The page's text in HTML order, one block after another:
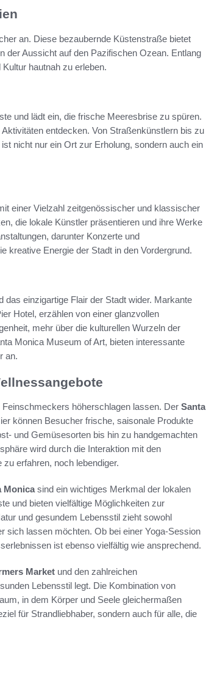
an. Diese bezaubernde Küstenstraße bietet
der Aussicht auf den Pazifischen Ozean. Entlang
hautnah zu erleben.
und lädt ein, die frische Meeresbrise zu spüren.
entdecken. Von Straßenkünstlern bis zu
nicht nur ein Ort zur Erholung, sondern auch ein
einer Vielzahl zeitgenössischer und klassischer
die lokale Künstler präsentieren und ihre Werke
darunter Konzerte und
kreative Energie der Stadt in den Vordergrund.
einzigartige Flair der Stadt wider. Markante
Hotel, erzählen von einer glanzvollen
mehr über die kulturellen Wurzeln der
Monica Museum of Art, bieten interessante
an.
höherschlagen lassen. Der Santa
können Besucher frische, saisonale Produkte
und Gemüsesorten bis hin zu handgemachten
wird durch die Interaktion mit den
erfahren, noch lebendiger.
Monicasind ein wichtiges Merkmal der lokalen
und bieten vielfältige Möglichkeiten zur
und gesundem Lebensstil zieht sowohl
sich lassen möchten. Ob bei einer Yoga-Session
ist ebenso vielfältig wie ansprechend.
Market und den zahlreichen
Lebensstil legt. Die Kombination von
in dem Körper und Seele gleichermaßen
für Strandliebhaber, sondern auch für alle, die